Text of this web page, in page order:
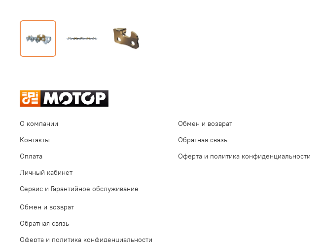
О компании
Контакты
Оплата
Личный кабинет
Сервис и Гарантийное обслуживание
Обмен и возврат
Обратная связь
Оферта и политика конфиденциальности
Обмен и возврат
Обратная связь
Оферта и политика конфиденциальности